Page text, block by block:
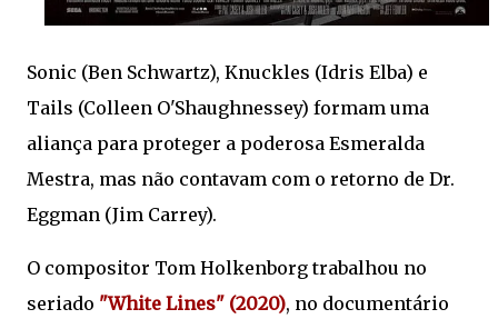
Sonic (Ben Schwartz), Knuckles (Idris Elba) e
Tails (Colleen O'Shaughnessey) formam uma
aliança para proteger a poderosa Esmeralda
Mestra, mas não contavam com o retorno de Dr.
Eggman (Jim Carrey).
O compositor Tom Holkenborg trabalhou no
seriado "White Lines" (2020), no documentário